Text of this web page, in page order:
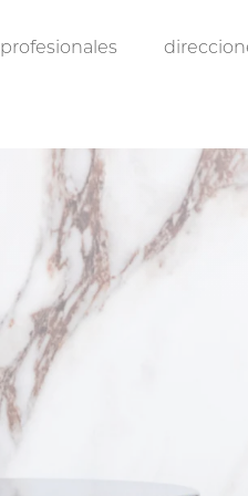
profesionales